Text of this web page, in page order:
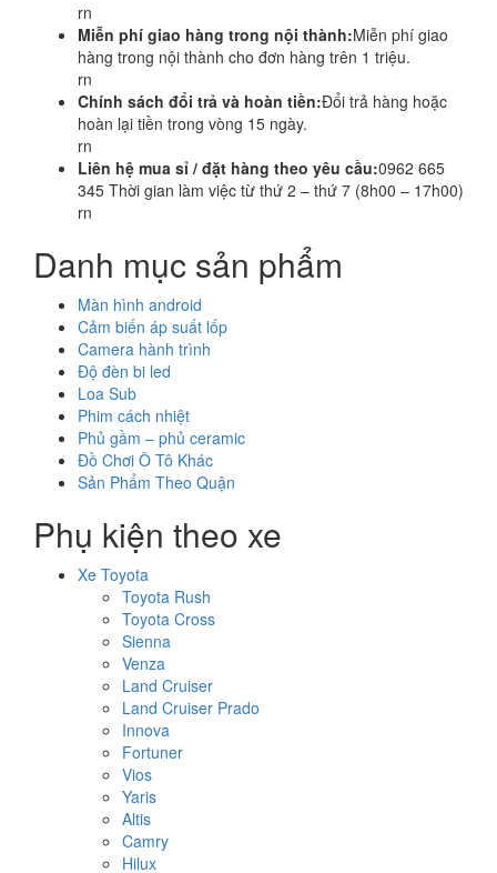
rn
Miễn phí giao hàng trong nội thành:Miễn phí giao
hàng trong nội thành cho đơn hàng trên 1 triệu.
rn
Chính sách đổi trả và hoàn tiền:Đổi trả hàng hoặc
hoàn lại tiền trong vòng 15 ngày.
rn
Liên hệ mua sỉ / đặt hàng theo yêu cầu:0962 665
345 Thời gian làm việc từ thứ 2 – thứ 7 (8h00 – 17h00)
rn
Danh mục sản phẩm
Màn hình android
Cảm biến áp suất lốp
Camera hành trình
Độ đèn bi led
Loa Sub
Phim cách nhiệt
Phủ gầm – phủ ceramic
Đồ Chơi Ô Tô Khác
Sản Phẩm Theo Quận
Phụ kiện theo xe
Xe Toyota
Toyota Rush
Toyota Cross
Sienna
Venza
Land Cruiser
Land Cruiser Prado
Innova
Fortuner
Vios
Yaris
Altis
Camry
Hilux